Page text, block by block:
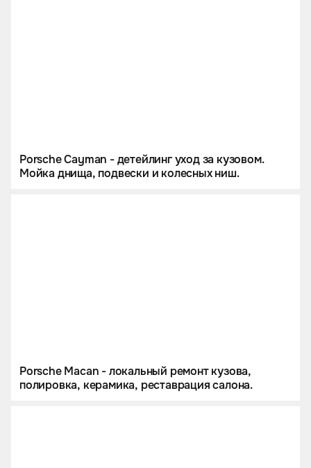
Porsche Cayman - детейлинг уход за кузовом.
Мойка днища, подвески и колесных ниш.
Porsche Macan - локальный ремонт кузова,
полировка, керамика, реставрация салона.